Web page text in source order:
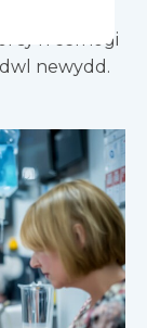
sy'n cefnogi
newydd.